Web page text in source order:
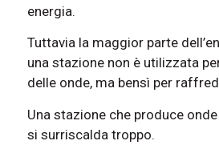
energia.
Tuttavia la maggior parte
una stazione non è utilizzata
delle onde, ma bensì per
Una stazione che produce
si surriscalda troppo.